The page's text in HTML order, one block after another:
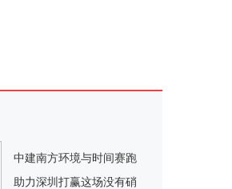
中建南方环境与时间赛跑
助力深圳打赢这场没有硝